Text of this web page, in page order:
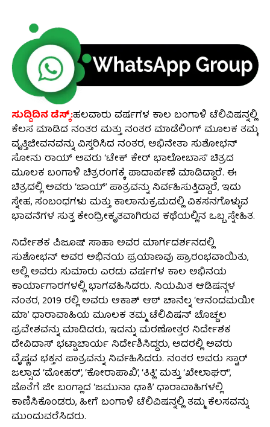
ಸುದ್ದಿದಿನ ಡೆಸ್ಕ್:ಹಲವಾರು ವರ್ಷಗಳ ಕಾಲ ಬಂಗಾಳಿ ಟೆಲಿವಿಷನ್ನಲ್ಲಿ
ಕೆಲಸ ಮಾಡಿದ ನಂತರ ಮತ್ತು ನಂತರ ಮಾಡೆಲಿಂಗ್ ಮೂಲಕ ತಮ್ಮ
ವೃತ್ತಿಜೀವನವನ್ನು ವಿಸ್ತರಿಸಿದ ನಂತರ, ಅಭಿನೇತಾ ಸುಶೋಭನ್
ಸೋನು ರಾಯ್ ಅವರು ‘ಟೇಕ್ ಕೇರ್ ಭಾಲೋಬಾಸ’ ಚಿತ್ರದ
ಮೂಲಕ ಬಂಗಾಳಿ ಚಿತ್ರರಂಗಕ್ಕೆ ಪಾದಾರ್ಪಣೆ ಮಾಡಿದ್ದಾರೆ. ಈ
ಚಿತ್ರದಲ್ಲಿ ಅವರು ‘ಜಾಯ್’ ಪಾತ್ರವನ್ನು ನಿರ್ವಹಿಸುತ್ತಿದ್ದಾರೆ, ಇದು
ಸ್ನೇಹ, ಸಂಬಂಧಗಳು ಮತ್ತು ಕಾಲಾನುಕ್ರಮದಲ್ಲಿ ವಿಕಸನಗೊಳ್ಳುವ
ಭಾವನೆಗಳ ಸುತ್ತ ಕೇಂದ್ರೀಕೃತವಾಗಿರುವ ಕಥೆಯಲ್ಲಿನ ಒಬ್ಬ ಸ್ನೇಹಿತ.
ನಿರ್ದೇಶಕ ಪಿಜೂಷ್ ಸಾಹಾ ಅವರ ಮಾರ್ಗದರ್ಶನದಲ್ಲಿ
ಸುಶೋಭನ್ ಅವರ ಅಭಿನಯ ಪ್ರಯಾಣವು ಪ್ರಾರಂಭವಾಯಿತು,
ಅಲ್ಲಿ ಅವರು ಸುಮಾರು ಎರಡು ವರ್ಷಗಳ ಕಾಲ ಅಭಿನಯ
ಕಾರ್ಯಾಗಾರಗಳಲ್ಲಿ ಭಾಗವಹಿಸಿದರು. ನಿಯಮಿತ ಆಡಿಷನ್ಗಳ
ನಂತರ, 2019 ರಲ್ಲಿ ಅವರು ಆಕಾಶ್ ಆಠ್ ಚಾನೆಲ್ನ ‘ಆನಂದಮಯೀ
ಮಾ’ ಧಾರಾವಾಹಿಯ ಮೂಲಕ ತಮ್ಮ ಟೆಲಿವಿಷನ್ ಚೊಚ್ಚಲ
ಪ್ರವೇಶವನ್ನು ಮಾಡಿದರು, ಇದನ್ನು ಮರಣೋತ್ತರ ನಿರ್ದೇಶಕ
ದೇವಿದಾಸ್ ಭಟ್ಟಾಚಾರ್ಯ ನಿರ್ದೇಶಿಸಿದ್ದರು, ಅದರಲ್ಲಿ ಅವರು
ವೈಷ್ಣವ ಭಕ್ತನ ಪಾತ್ರವನ್ನು ನಿರ್ವಹಿಸಿದರು. ನಂತರ ಅವರು ಸ್ಟಾರ್
ಜಲ್ಸಾದ ‘ಮೋಹರ್’, ‘ಕೋರಾಪಾಖಿ’, ‘ತಿತ್ಲಿ’ ಮತ್ತು ‘ಖೇಲಾಘರ್’,
ಜೊತೆಗೆ ಜೀ ಬಂಗ್ಲಾದ ‘ಜಮುನಾ ಢಾಕಿ’ ಧಾರಾವಾಹಿಗಳಲ್ಲಿ
ಕಾಣಿಸಿಕೊಂಡರು, ಹೀಗೆ ಬಂಗಾಳಿ ಟೆಲಿವಿಷನ್ನಲ್ಲಿ ತಮ್ಮ ಕೆಲಸವನ್ನು
ಮುಂದುವರೆಸಿದರು.